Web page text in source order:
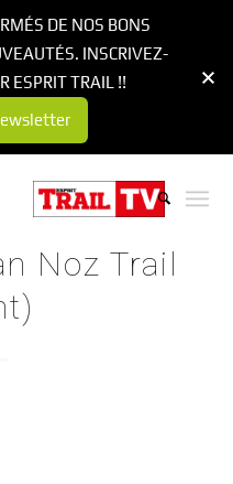
Noz Trail
DE NOS BONS
INSCRIVEZ-
ESPRIT TRAIL !!